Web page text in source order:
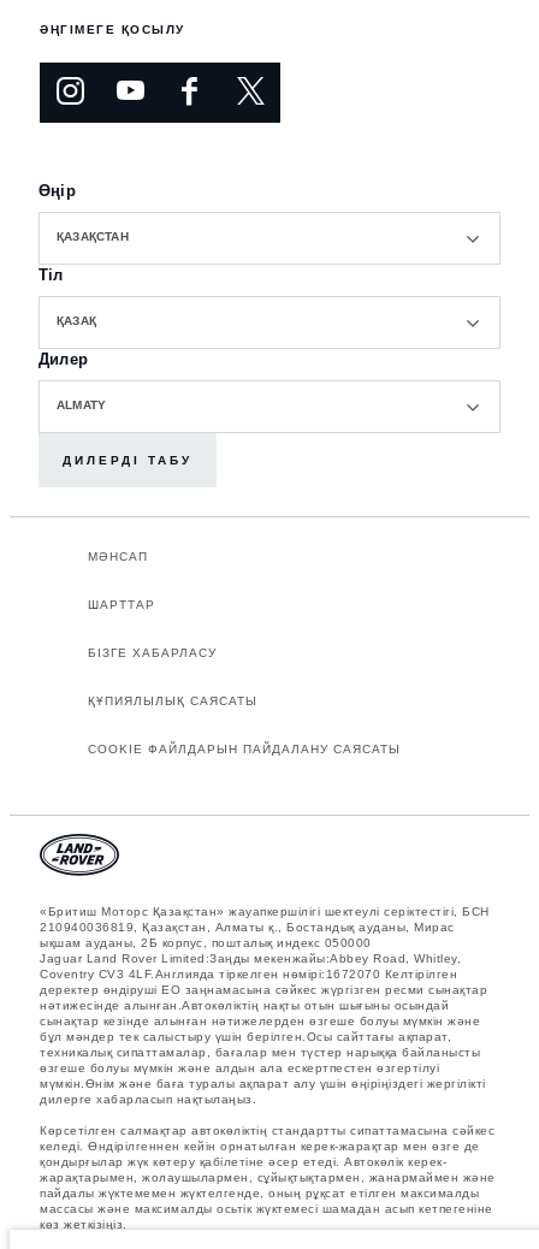
ӘҢГІМЕГЕ ҚОСЫЛУ
Өңір
ҚАЗАҚСТАН
Тіл
ҚАЗАҚ
Дилер
ALMATY
ДИЛЕРДІ ТАБУ
МӘНСАП
ШАРТТАР
БІЗГЕ ХАБАРЛАСУ
ҚҰПИЯЛЫЛЫҚ САЯСАТЫ
COOKIE ФАЙЛДАРЫН ПАЙДАЛАНУ САЯСАТЫ
«Бритиш Моторс Қазақстан» жауапкершілігі шектеулі серіктестігі, БСН
210940036819, Қазақстан, Алматы қ., Бостандық ауданы, Мирас
ықшам ауданы, 2Б корпус, пошталық индекс 050000
Jaguar Land Rover Limited:Заңды мекенжайы:Abbey Road, Whitley,
Coventry CV3 4LF.Англияда тіркелген нөмірі:1672070 Келтірілген
деректер өндіруші ЕО заңнамасына сәйкес жүргізген ресми сынақтар
нәтижесінде алынған.Автокөліктің нақты отын шығыны осындай
сынақтар кезінде алынған нәтижелерден өзгеше болуы мүмкін және
бұл мәндер тек салыстыру үшін берілген.Осы сайттағы ақпарат,
техникалық сипаттамалар, бағалар мен түстер нарыққа байланысты
өзгеше болуы мүмкін және алдын ала ескертпестен өзгертілуі
мүмкін.Өнім және баға туралы ақпарат алу үшін өңіріңіздегі жергілікті
дилерге хабарласып нақтылаңыз.
Көрсетілген салмақтар автокөліктің стандартты сипаттамасына сәйкес
келеді. Өндірілгеннен кейін орнатылған керек-жарақтар мен өзге де
қондырғылар жүк көтеру қабілетіне әсер етеді. Автокөлік керек-
жарақтарымен, жолаушылармен, сұйықтықтармен, жанармаймен және
пайдалы жүктемемен жүктелгенде, оның рұқсат етілген максималды
массасы және максималды осьтік жүктемесі шамадан асып кетпегеніне
көз жеткізіңіз.